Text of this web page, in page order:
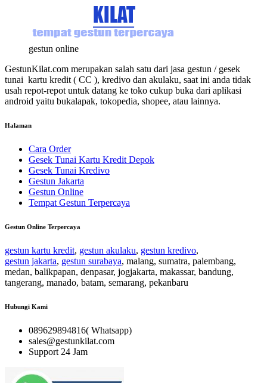
gestun online
GestunKilat.com merupakan salah satu dari jasa gestun / gesek
tunai kartu kredit ( CC ), kredivo dan akulaku, saat ini anda tidak
usah repot-repot untuk datang ke toko cukup buka dari aplikasi
android yaitu bukalapak, tokopedia, shopee, atau lainnya.
Halaman
Cara Order
Gesek Tunai Kartu Kredit Depok
Gesek Tunai Kredivo
Gestun Jakarta
Gestun Online
Tempat Gestun Terpercaya
Gestun Online Terpercaya
gestun kartu kredit, gestun akulaku, gestun kredivo,
gestun jakarta, gestun surabaya, malang, sumatra, palembang,
medan, balikpapan, denpasar, jogjakarta, makassar, bandung,
tangerang, manado, batam, semarang, pekanbaru
Hubungi Kami
089629894816( Whatsapp)
sales@gestunkilat.com
Support 24 Jam